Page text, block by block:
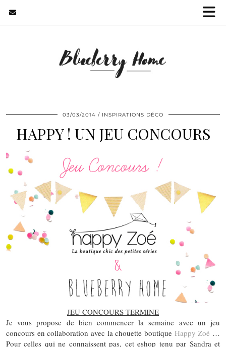
03/03/2014 INSPIRATIONS DÉCO
HAPPY ! UN JEU CONCOURS
JEU CONCOURS TERMINE
Je vous propose de bien commencer la semaine avec un jeu
concours en collaboration avec la chouette boutique Happy Zoé …
Pour celles qui ne connaissent pas, cet eshop tenu par Sandra et